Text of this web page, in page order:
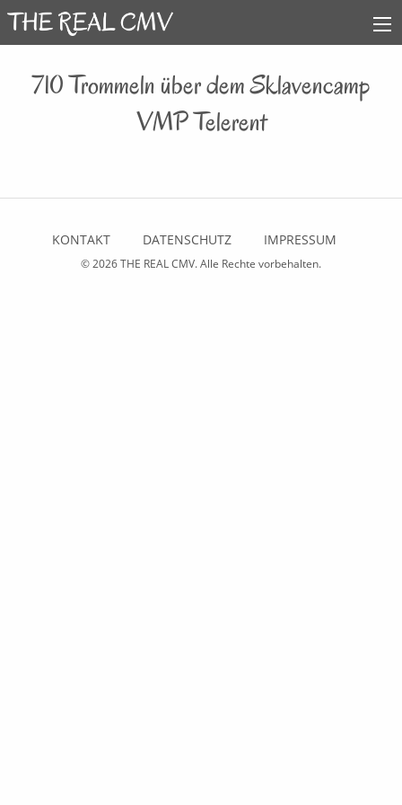
710 Trommeln über dem Sklavencamp
VMP Telerent
KONTAKT DATENSCHUTZ IMPRESSUM
© 2026THE REAL CMV. Alle Rechte vorbehalten.